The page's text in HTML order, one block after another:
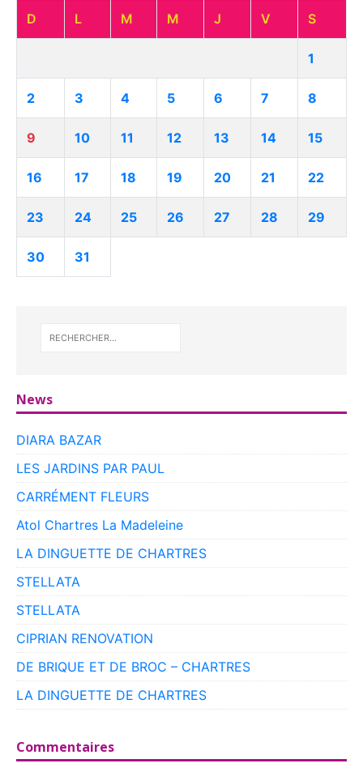
D L M M J V S
1
2 3 4 5 6 7 8
9 10 11 12 13 14 15
16 17 18 19 20 21 22
23 24 25 26 27 28 29
30 31
News
DIARA BAZAR
LES JARDINS PAR PAUL
CARRÉMENT FLEURS
Atol Chartres La Madeleine
LA DINGUETTE DE CHARTRES
STELLATA
STELLATA
CIPRIAN RENOVATION
DE BRIQUE ET DE BROC – CHARTRES
LA DINGUETTE DE CHARTRES
Commentaires